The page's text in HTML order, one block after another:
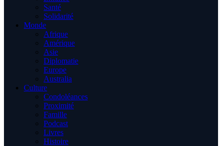
Santé
Solidarité
Monde
Afrique
Amérique
Asie
Diplomatie
Europe
Australia
Culture
Condoléances
Proximité
Famille
Podcast
Livres
Histoire